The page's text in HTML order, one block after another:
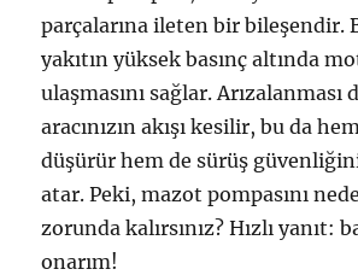
parçalarına ileten bir bileşendir.
yakıtın yüksek basınç altında
ulaşmasını sağlar. Arızalanması
aracınızın akışı kesilir, bu da
düşürür hem de sürüş
atar. Peki, mazot pompasını
zorunda kalırsınız? Hızlı yanıt:
onarım!